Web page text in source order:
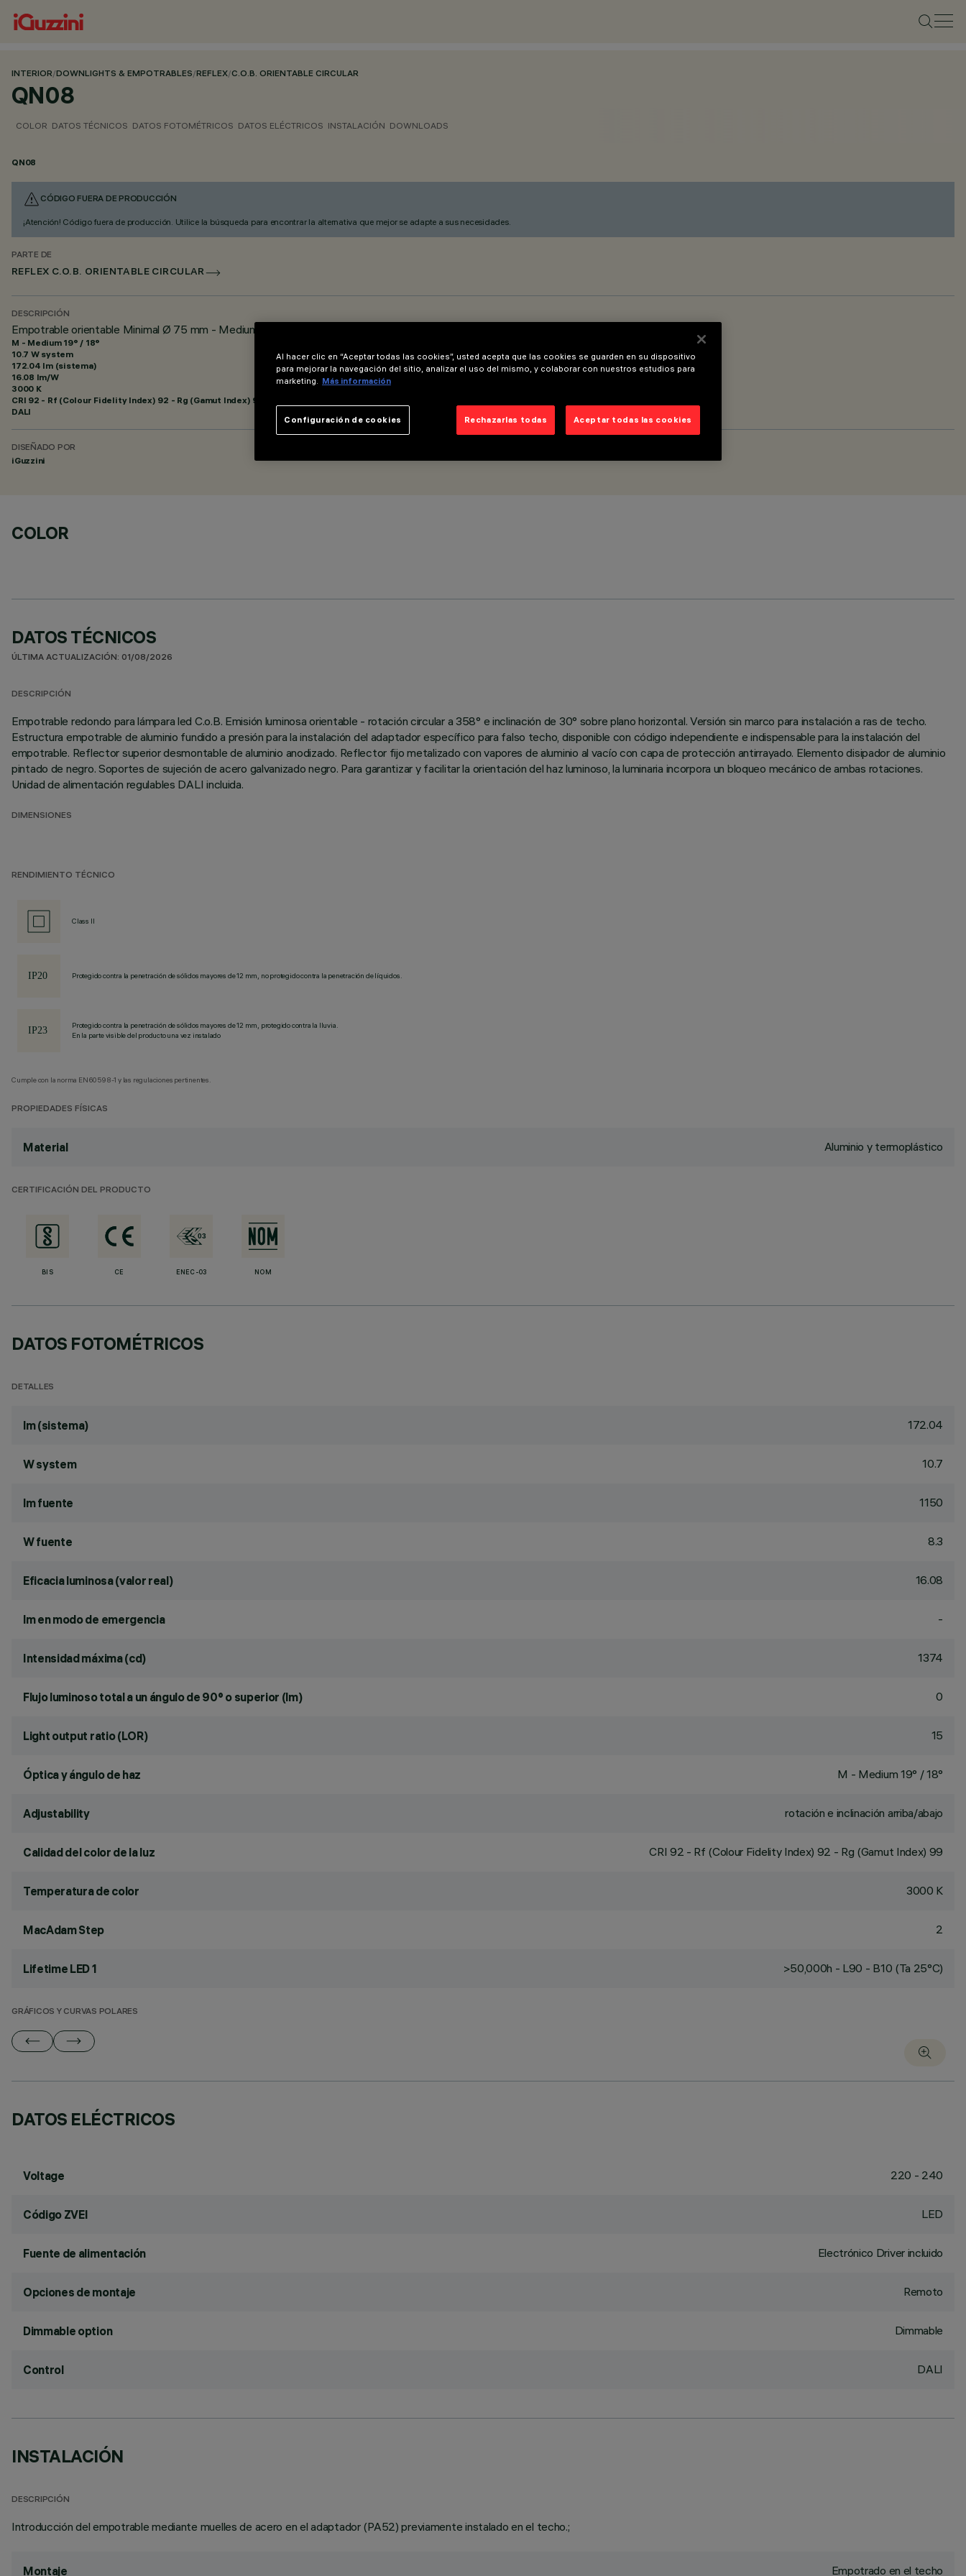
INTERIOR/DOWNLIGHTS & EMPOTRABLES/REFLEX/C.O.B. ORIENTABLE CIRCULAR
QN08
COLOR DATOS TÉCNICOS DATOS FOTOMÉTRICOS DATOS ELÉCTRICOS INSTALACIÓN DOWNLOADS
QN08
CÓDIGO FUERA DE PRODUCCIÓN
¡Atención! Código fuera de producción. Utilice la búsqueda para encontrar la alternativa que mejor se adapte a sus necesidades.
PARTE DE
REFLEX C.O.B. ORIENTABLE CIRCULAR
DESCRIPCIÓN
Empotrable orientable Minimal Ø 75 mm - Medium beam - DALI
M - Medium 19° / 18°
10.7 W system
172.04 lm (sistema)
16.08 lm/W
3000 K
CRI 92 - Rf (Colour Fidelity Index) 92 - Rg (Gamut Index) 99
DALI
DISEÑADO POR
iGuzzini
COLOR
DATOS TÉCNICOS
ÚLTIMA ACTUALIZACIÓN: 01/08/2026
DESCRIPCIÓN
Empotrable redondo para lámpara led C.o.B. Emisión luminosa orientable - rotación circular a 358° e inclinación de 30° sobre plano horizontal. Versión sin marco para instalación a ras de techo.
Estructura empotrable de aluminio fundido a presión para la instalación del adaptador específico para falso techo, disponible con código independiente e indispensable para la instalación del
empotrable. Reflector superior desmontable de aluminio anodizado. Reflector fijo metalizado con vapores de aluminio al vacío con capa de protección antirrayado. Elemento disipador de aluminio
pintado de negro. Soportes de sujeción de acero galvanizado negro. Para garantizar y facilitar la orientación del haz luminoso, la luminaria incorpora un bloqueo mecánico de ambas rotaciones.
Unidad de alimentación regulables DALI incluida.
DIMENSIONES
RENDIMIENTO TÉCNICO
Class II
Protegido contra la penetración de sólidos mayores de 12 mm, no protegido contra la penetración de líquidos.
Protegido contra la penetración de sólidos mayores de 12 mm, protegido contra la lluvia.
En la parte visible del producto una vez instalado
Cumple con la norma EN60598-1 y las regulaciones pertinentes.
PROPIEDADES FÍSICAS
Material Aluminio y termoplástico
CERTIFICACIÓN DEL PRODUCTO
BIS CE ENEC-03 NOM
DATOS FOTOMÉTRICOS
DETALLES
lm (sistema) 172.04
W system 10.7
lm fuente 1150
W fuente 8.3
Eficacia luminosa (valor real) 16.08
lm en modo de emergencia -
Intensidad máxima (cd) 1374
Flujo luminoso total a un ángulo de 90° o superior (lm) 0
Light output ratio (LOR) 15
Óptica y ángulo de haz M - Medium 19° / 18°
Adjustability rotación e inclinación arriba/abajo
Calidad del color de la luz CRI 92 - Rf (Colour Fidelity Index) 92 - Rg (Gamut Index) 99
Temperatura de color 3000 K
MacAdam Step 2
Lifetime LED 1 >50,000h - L90 - B10 (Ta 25°C)
GRÁFICOS Y CURVAS POLARES
DATOS ELÉCTRICOS
Voltage 220 - 240
Código ZVEI LED
Fuente de alimentación Electrónico Driver incluido
Opciones de montaje Remoto
Dimmable option Dimmable
Control DALI
INSTALACIÓN
DESCRIPCIÓN
Introducción del empotrable mediante muelles de acero en el adaptador (PA52) previamente instalado en el techo.;
Montaje Empotrado en el techo
Al hacer clic en “Aceptar todas las cookies”, usted acepta que las cookies se guarden en su dispositivo
para mejorar la navegación del sitio, analizar el uso del mismo, y colaborar con nuestros estudios para
marketing. Más información
Rechazarlas todas Aceptar todas las cookies
Configuración de cookies